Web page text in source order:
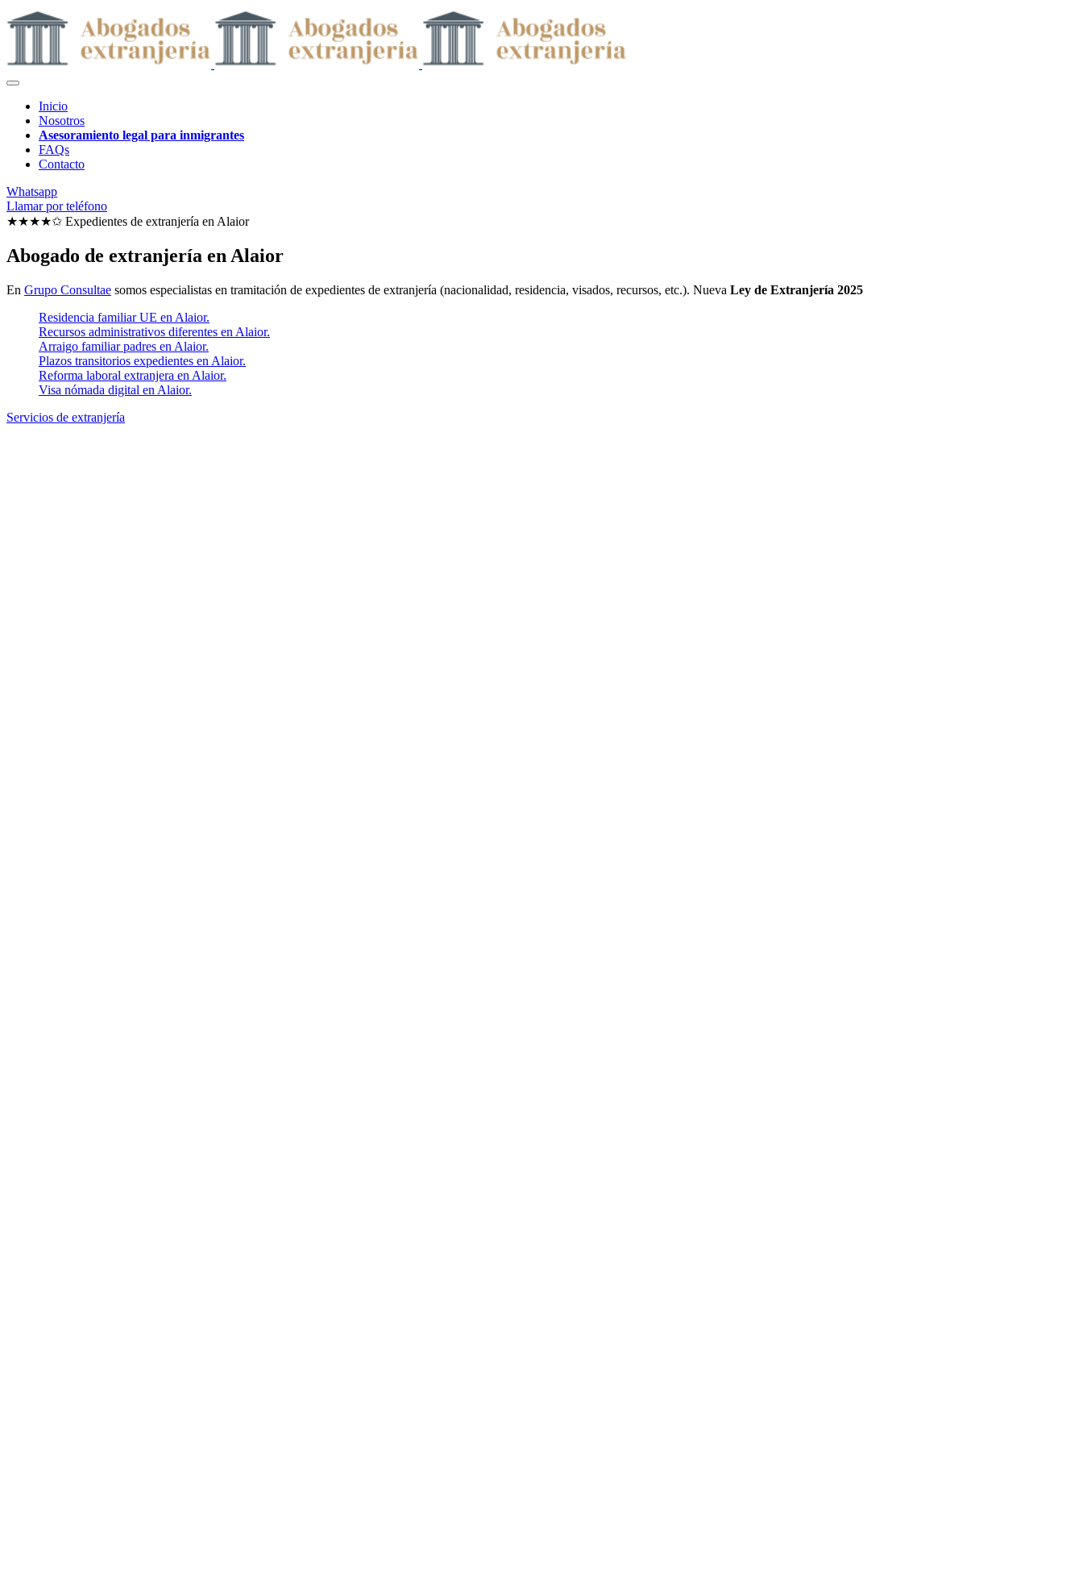
Inicio
Nosotros
Asesoramiento legal para inmigrantes
FAQs
Contacto
Whatsapp
Llamar por teléfono
★★★★✩ Expedientes de extranjería en Alaior
Abogado de extranjería en Alaior
En Grupo Consultae somos especialistas en tramitación de expedientes de extranjería (nacionalidad, residencia, visados, recursos, etc.). Nueva Ley de Extranjería 2025
Residencia familiar UE en Alaior.
Recursos administrativos diferentes en Alaior.
Arraigo familiar padres en Alaior.
Plazos transitorios expedientes en Alaior.
Reforma laboral extranjera en Alaior.
Visa nómada digital en Alaior.
Servicios de extranjería